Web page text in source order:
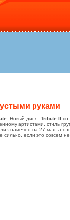
руками
. Новый диск - Tribute II по
артистами, стиль
намечен на 27 мая, а
сильно, если это совсем